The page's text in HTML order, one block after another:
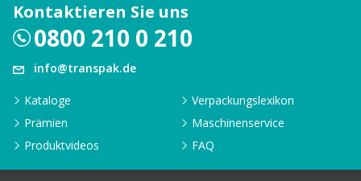
Kontaktieren Sie uns
0800 210 0 210
info@transpak.de
Kataloge
Verpackungslexikon
Prämien
Maschinenservice
Produktvideos
FAQ